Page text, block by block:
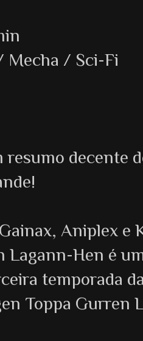
Mecha / Sci-Fi
decente
Aniplex e
Lagann-Hen é
temporada
Toppa Gurren